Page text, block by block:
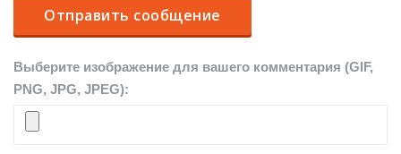
Выберите изображение для вашего комментария (GIF,
PNG, JPG, JPEG):